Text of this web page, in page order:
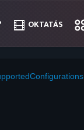
OKTATÁS
OKTATÁS